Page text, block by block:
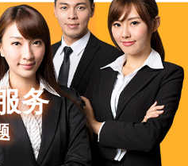
务